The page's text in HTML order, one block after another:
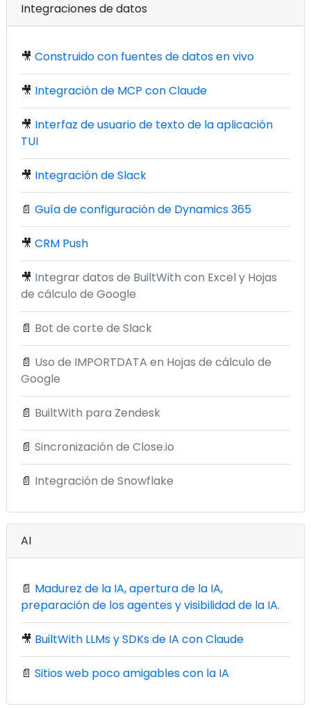
Integraciones de datos
🎥 Construido con fuentes de datos en vivo
🎥 Integración de MCP con Claude
🎥 Interfaz de usuario de texto de la aplicación
TUI
🎥 Integración de Slack
📄 Guía de configuración de Dynamics 365
🎥 CRM Push
🎥 Integrar datos de BuiltWith con Excel y Hojas
de cálculo de Google
📄 Bot de corte de Slack
📄 Uso de IMPORTDATA en Hojas de cálculo de
Google
📄 BuiltWith para Zendesk
📄 Sincronización de Close.io
📄 Integración de Snowflake
AI
📄 Madurez de la IA, apertura de la IA,
preparación de los agentes y visibilidad de la IA.
🎥 BuiltWith LLMs y SDKs de IA con Claude
📄 Sitios web poco amigables con la IA